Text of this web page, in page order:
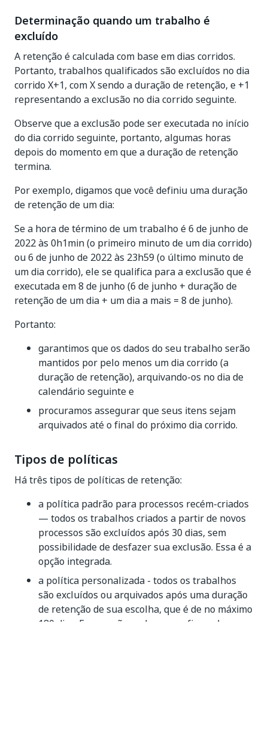
Determinação quando um trabalho é
excluído
A retenção é calculada com base em dias corridos.
Portanto, trabalhos qualificados são excluídos no dia
corrido X+1, com X sendo a duração de retenção, e +1
representando a exclusão no dia corrido seguinte.
Observe que a exclusão pode ser executada no início
do dia corrido seguinte, portanto, algumas horas
depois do momento em que a duração de retenção
termina.
Por exemplo, digamos que você definiu uma duração
de retenção de um dia:
Se a hora de término de um trabalho é 6 de junho de
2022 às 0h1min (o primeiro minuto de um dia corrido)
ou 6 de junho de 2022 às 23h59 (o último minuto de
um dia corrido), ele se qualifica para a exclusão que é
executada em 8 de junho (6 de junho + duração de
retenção de um dia + um dia a mais = 8 de junho).
Portanto:
garantimos que os dados do seu trabalho serão
mantidos por pelo menos um dia corrido (a
duração de retenção), arquivando-os no dia de
calendário seguinte e
procuramos assegurar que seus itens sejam
arquivados até o final do próximo dia corrido.
Tipos de políticas
Há três tipos de políticas de retenção:
a política padrão para processos recém-criados
— todos os trabalhos criados a partir de novos
processos são excluídos após 30 dias, sem
possibilidade de desfazer sua exclusão. Essa é a
opção integrada.
a política personalizada - todos os trabalhos
são excluídos ou arquivados após uma duração
de retenção de sua escolha, que é de no máximo
180 dias. Essa opção pode ser configurada